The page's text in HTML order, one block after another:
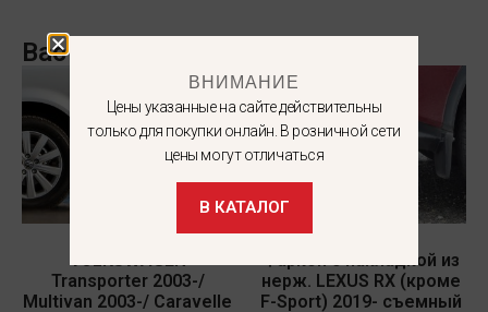
Вас может заинтересовать
VOLKSWAGEN
Transporter 2003-/
Multivan 2003-/ Caravelle
Фаркоп с накладкой из
нерж. LEXUS RX (кроме
F-Sport) 2019- съемный
ВНИМАНИЕ
Цены указанные на сайте действительны
только для покупки онлайн. В розничной сети
цены могут отличаться
В КАТАЛОГ